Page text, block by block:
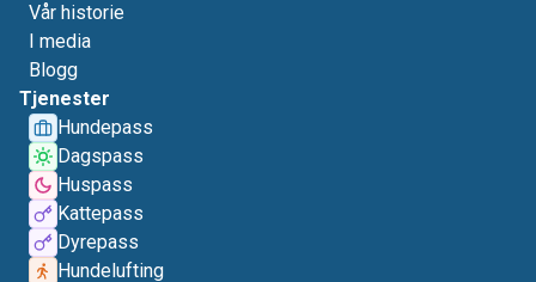
Vår historie
I media
Blogg
Tjenester
Hundepass
Dagspass
Huspass
Kattepass
Dyrepass
Hundelufting